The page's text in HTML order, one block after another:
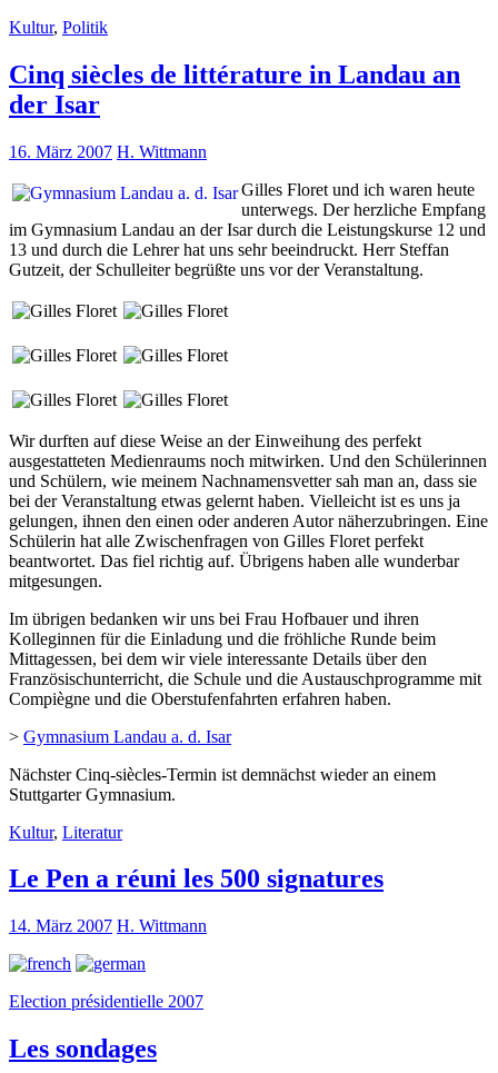
Kultur, Politik
Cinq siècles de littérature in Landau an
der Isar
16. März 2007 H. Wittmann
Gilles Floret und ich waren heute
unterwegs. Der herzliche Empfang
im Gymnasium Landau an der Isar durch die Leistungskurse 12 und
13 und durch die Lehrer hat uns sehr beeindruckt. Herr Steffan
Gutzeit, der Schulleiter begrüßte uns vor der Veranstaltung.
Wir durften auf diese Weise an der Einweihung des perfekt
ausgestatteten Medienraums noch mitwirken. Und den Schülerinnen
und Schülern, wie meinem Nachnamensvetter sah man an, dass sie
bei der Veranstaltung etwas gelernt haben. Vielleicht ist es uns ja
gelungen, ihnen den einen oder anderen Autor näherzubringen. Eine
Schülerin hat alle Zwischenfragen von Gilles Floret perfekt
beantwortet. Das fiel richtig auf. Übrigens haben alle wunderbar
mitgesungen.
Im übrigen bedanken wir uns bei Frau Hofbauer und ihren
Kolleginnen für die Einladung und die fröhliche Runde beim
Mittagessen, bei dem wir viele interessante Details über den
Französischunterricht, die Schule und die Austauschprogramme mit
Compiègne und die Oberstufenfahrten erfahren haben.
> Gymnasium Landau a. d. Isar
Nächster Cinq-siècles-Termin ist demnächst wieder an einem
Stuttgarter Gymnasium.
Kultur, Literatur
Le Pen a réuni les 500 signatures
14. März 2007 H. Wittmann
Election présidentielle 2007
Les sondages